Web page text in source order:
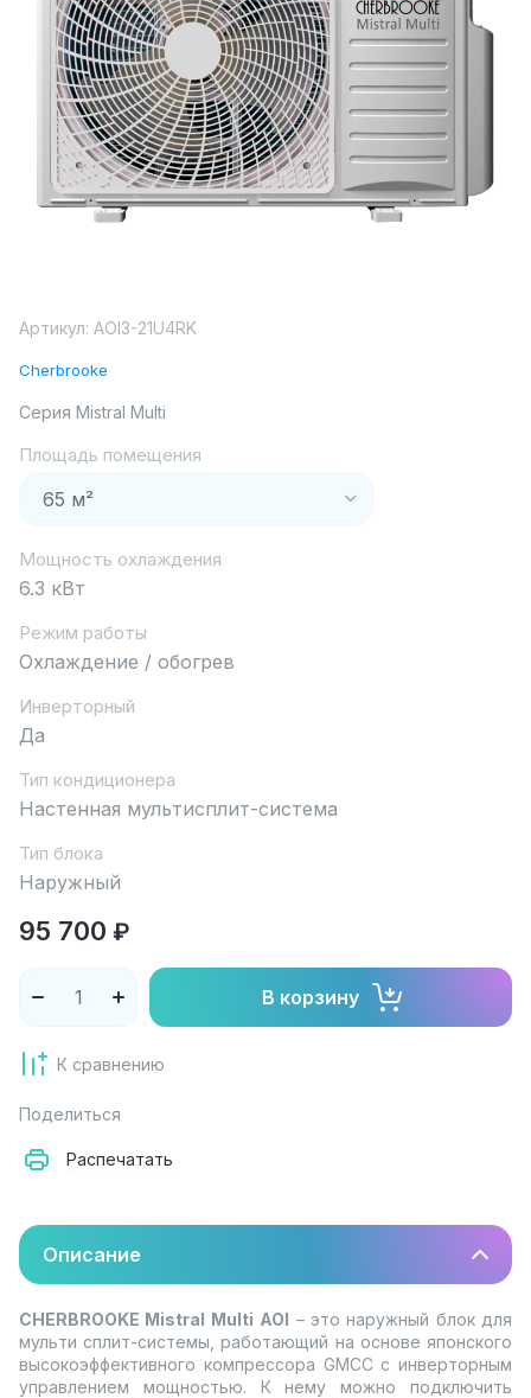
Артикул: AOI3-21U4RK
Cherbrooke
Серия Mistral Multi
Площадь помещения
Мощность охлаждения
6.3 кВт
Режим работы
Охлаждение / обогрев
Инверторный
Да
Тип кондиционера
Настенная мультисплит-система
Тип блока
Наружный
95 700 ₽
В корзину
К сравнению
Поделиться
Распечатать
Описание
CHERBROOKE Mistral Multi AOI – это наружный блок для
мульти сплит-системы, работающий на основе японского
высокоэффективного компрессора GMCC с инверторным
управлением мощностью. К нему можно подключить